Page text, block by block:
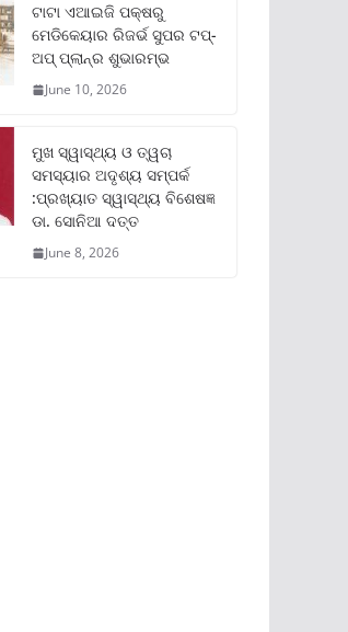
ଟାଟା ଏଆଇଜି ପକ୍ଷରୁ
ମେଡିକେୟାର ରିଜର୍ଭ ସୁପର ଟପ୍‌-
ଅପ୍ ପ୍ଲାନ୍‌ର ଶୁଭାରମ୍ଭ
June 10, 2026
ମୁଖ ସ୍ୱାସ୍ଥ୍ୟ ଓ ତ୍ୱଚା
ସମସ୍ୟାର ଅଦୃଶ୍ୟ ସମ୍ପର୍କ
:ପ୍ରଖ୍ୟାତ ସ୍ୱାସ୍ଥ୍ୟ ବିଶେଷଜ୍ଞ
ଡା. ସୋନିଆ ଦତ୍ତ
June 8, 2026